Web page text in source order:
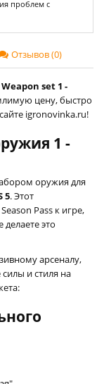
проблем с
Отзывов (0)
set 1 -
цену, быстро
igronovinka.ru!
1 -
оружия для
5. Этот
Pass к игре,
это
арсеналу,
и стиля на